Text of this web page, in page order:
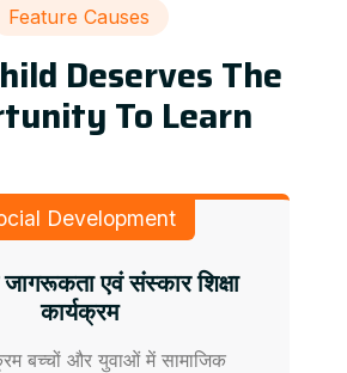
Feature Causes
Deserves The
To Learn
Development
एवं संस्कार शिक्षा
कार्यक्रम
बच्चों और युवाओं में सामाजिक